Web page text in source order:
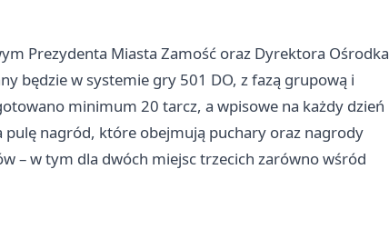
Prezydenta Miasta Zamość oraz Dyrektora Ośrodka
będzie w systemie gry 501 DO, z fazą grupową i
minimum 20 tarcz, a wpisowe na każdy dzień
pulę nagród, które obejmują puchary oraz nagrody
– w tym dla dwóch miejsc trzecich zarówno wśród